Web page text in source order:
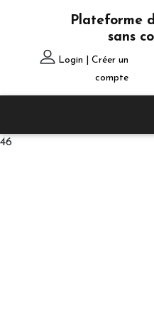
Plateforme
sans
Login | Créer un
compte
46